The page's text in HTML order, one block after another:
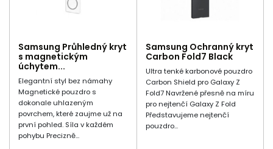
Samsung Průhledný kryt
s magnetickým
úchytem...
Elegantní styl bez námahy
Magnetické pouzdro s
dokonale uhlazeným
povrchem, které zaujme už na
první pohled. Síla v každém
pohybu Precizně...
Samsung Ochranný kryt
Carbon Fold7 Black
Ultra tenké karbonové pouzdro
Carbon Shield pro Galaxy Z
Fold7 Navržené přesně na míru
pro nejtenčí Galaxy Z Fold
Představujeme nejtenčí
pouzdro...